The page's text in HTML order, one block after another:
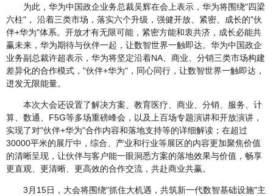
为此，华为中国政企业务总裁吴辉在会上表示，华为将围绕"四梁
六柱"， 沿着三类市场，落实六个升级，强健开放、紧密、成长的"伙
伴+华为"体系。开放才有无限可能，紧密方能和衷共济，成长必能共
赢未来，华为期待与伙伴一起，让数智世界一触即达。华为中国政企
业务副总裁许超表示，华为将坚定沿着NA、商业、分销三类市场构建
差异化的合作模式，"伙伴+华为"，同心同行，让数智世界一触即达，
迸发无限能量。
本次大会还设置了解决方案、教育医疗、商业、分销、服务、计
算、数通、F5G等多场重磅峰会，以及上百场专题演讲和开放演讲，
实现了对"伙伴+华为"合作内容和落地支持等的详细解读；在超过
30000平米的展厅中，综合、产业和行业等展区的内容更加聚焦价值
的清晰呈现，让伙伴与客户能一眼洞悉方案的落地效果与价值，畅享
更直观、更清晰、更高效的合作交流，共赴商业共赢。
3月15日，大会将围绕"抓住大机遇，共筑新一代数智基础设施"主